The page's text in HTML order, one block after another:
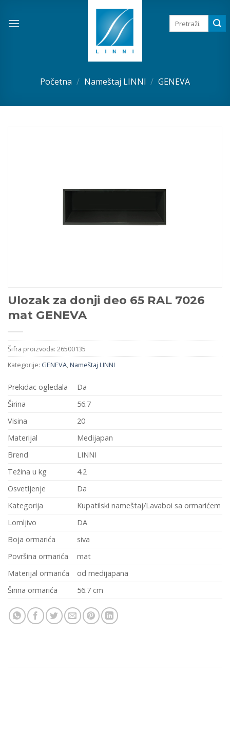
Pretraga
za:
Početna / Nameštaj LINNI / GENEVA
Ulozak za donji deo 65 RAL 7026
mat GENEVA
Šifra proizvoda: 26500135
Kategorije: GENEVA,Nameštaj LINNI
Prekidac ogledala
Da
Širina
56.7
Visina
20
Materijal
Medijapan
Brend
LINNI
Težina u kg
4.2
Osvetljenje
Da
Kategorija
Kupatilski nameštaj/Lavaboi sa ormarićem
Lomljivo
DA
Boja ormarića
siva
Površina ormarića
mat
Materijal ormarića
od medijapana
Širina ormarića
56.7 cm